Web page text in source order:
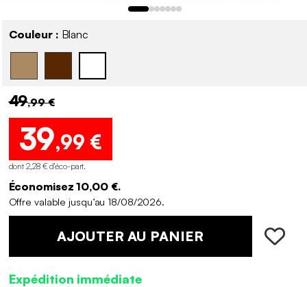
Couleur : Blanc
49,99 €
39,99 €
dont 2,28 € d'éco-part.
Économisez 10,00 €.
Offre valable jusqu’au 18/08/2026.
AJOUTER AU PANIER
Expédition immédiate